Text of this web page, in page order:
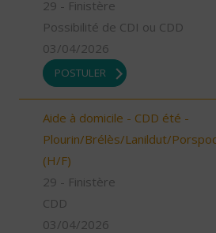
29 - Finistère
Possibilité de CDI ou CDD
03/04/2026
POSTULER
Aide à domicile - CDD été -
Plourin/Brélès/Lanildut/
(H/F)
29 - Finistère
CDD
03/04/2026